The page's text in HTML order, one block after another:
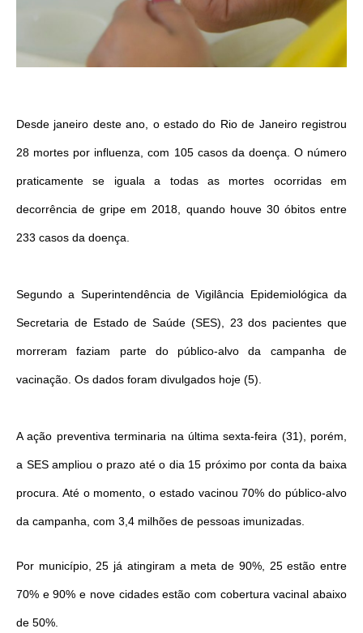
Desde janeiro deste ano, o estado do Rio de Janeiro registrou
28 mortes por influenza, com 105 casos da doença. O número
praticamente se iguala a todas as mortes ocorridas em
decorrência de gripe em 2018, quando houve 30 óbitos entre
233 casos da doença.
Segundo a Superintendência de Vigilância Epidemiológica da
Secretaria de Estado de Saúde (SES), 23 dos pacientes que
morreram faziam parte do público-alvo da campanha de
vacinação. Os dados foram divulgados hoje (5).
A ação preventiva terminaria na última sexta-feira (31), porém,
a SES ampliou o prazo até o dia 15 próximo por conta da baixa
procura. Até o momento, o estado vacinou 70% do público-alvo
da campanha, com 3,4 milhões de pessoas imunizadas.
Por município, 25 já atingiram a meta de 90%, 25 estão entre
70% e 90% e nove cidades estão com cobertura vacinal abaixo
de 50%.